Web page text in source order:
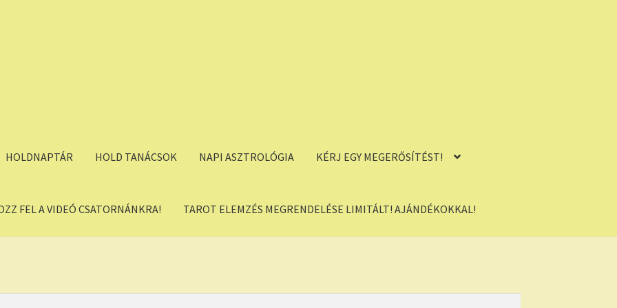
HOLDNAPTÁR HOLD TANÁCSOK NAPI ASZTROLÓGIA KÉRJ EGY MEGERŐSÍTÉST!
FEL A VIDEÓ CSATORNÁNKRA! TAROT ELEMZÉS MEGRENDELÉSE LIMITÁLT! AJÁNDÉKOKKAL!